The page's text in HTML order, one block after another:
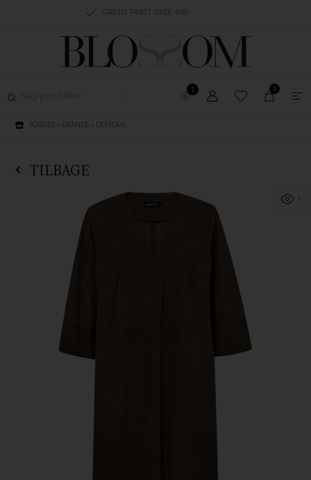
GRATIS FRAGT OVER 499,-
1 0
FORSIDE » BRANDS » DEPECHE
TILBAGE
1